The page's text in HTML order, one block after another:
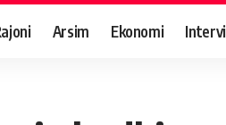
Arsim Ekonomi